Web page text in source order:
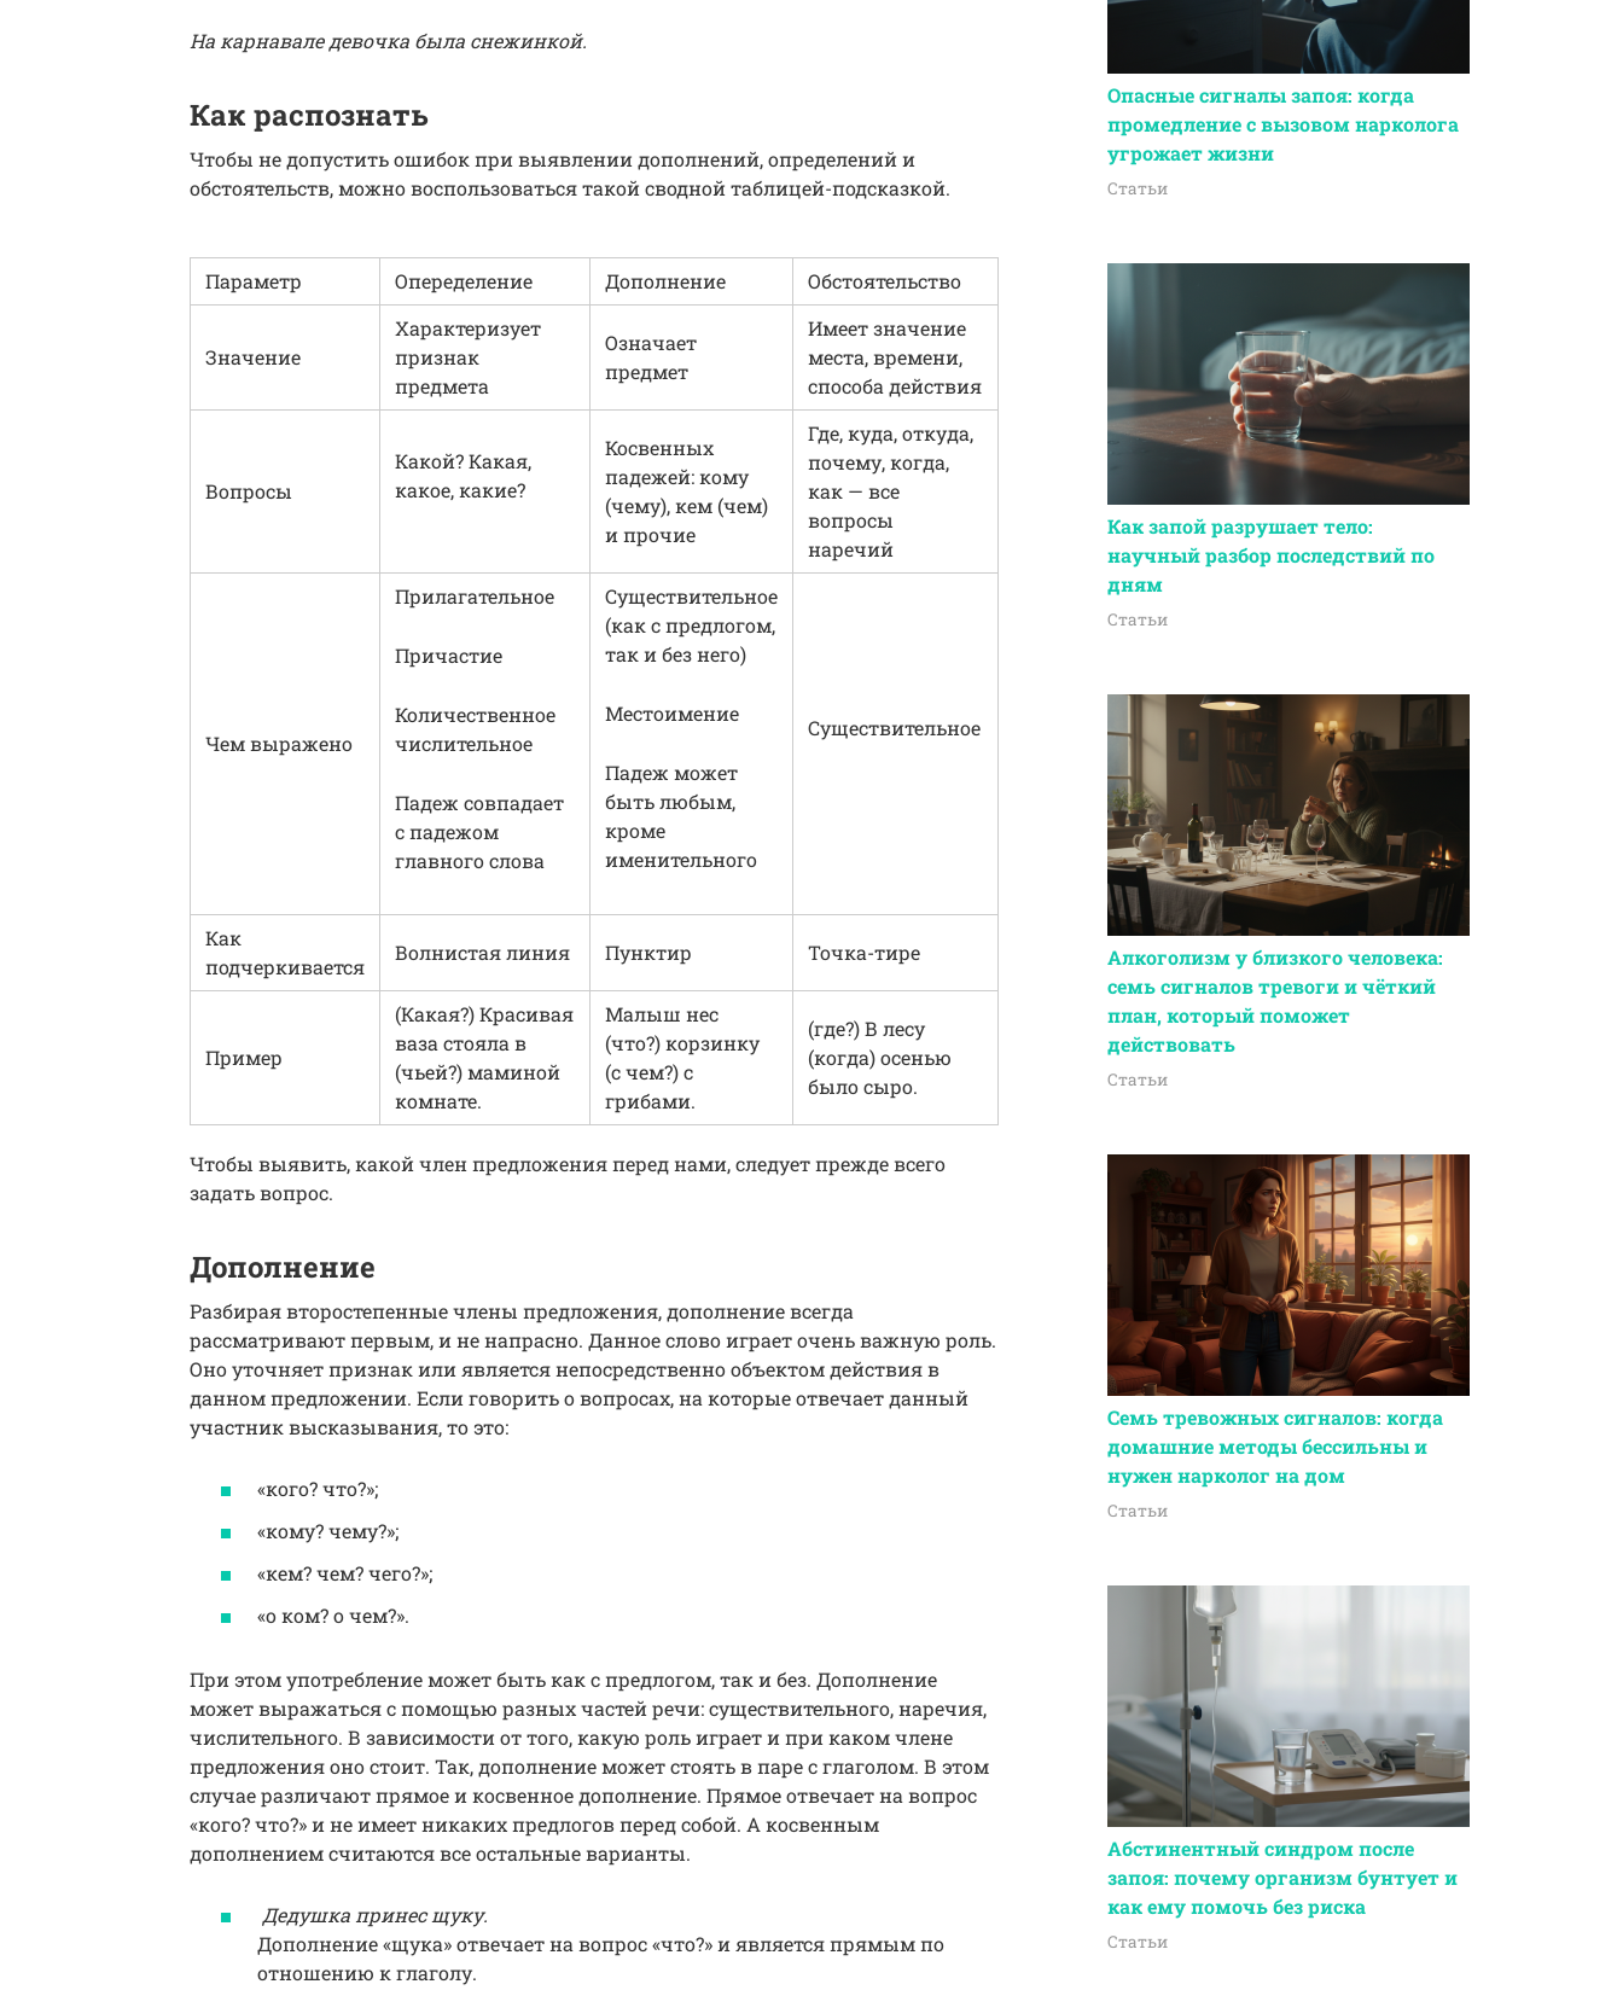
На карнавале девочка была снежинкой.
Как распознать
Чтобы не допустить ошибок при выявлении дополнений, определений и
обстоятельств, можно воспользоваться такой сводной таблицей-подсказкой.
Параметр Опеределение Дополнение Обстоятельство
Значение
Характеризует
признак
предмета
Означает
предмет
Имеет значение
места, времени,
способа действия
Вопросы
Какой? Какая,
какое, какие?
Косвенных
падежей: кому
(чему), кем (чем)
и прочие
Где, куда, откуда,
почему, когда,
как — все
вопросы
наречий
Чем выражено
Прилагательное
Причастие
Количественное
числительное
Падеж совпадает
с падежом
главного слова
Существительное
(как с предлогом,
так и без него)
Местоимение
Падеж может
быть любым,
кроме
именительного
Существительное
Как
подчеркивается
Волнистая линия Пунктир Точка-тире
Пример
(Какая?) Красивая
ваза стояла в
(чьей?) маминой
комнате.
Малыш нес
(что?) корзинку
(с чем?) с
грибами.
(где?) В лесу
(когда) осенью
было сыро.
Чтобы выявить, какой член предложения перед нами, следует прежде всего
задать вопрос.
Дополнение
Разбирая второстепенные члены предложения, дополнение всегда
рассматривают первым, и не напрасно. Данное слово играет очень важную роль.
Оно уточняет признак или является непосредственно объектом действия в
данном предложении. Если говорить о вопросах, на которые отвечает данный
участник высказывания, то это:
«кого? что?»;
«кому? чему?»;
«кем? чем? чего?»;
«о ком? о чем?».
При этом употребление может быть как с предлогом, так и без. Дополнение
может выражаться с помощью разных частей речи: существительного, наречия,
числительного. В зависимости от того, какую роль играет и при каком члене
предложения оно стоит. Так, дополнение может стоять в паре с глаголом. В этом
случае различают прямое и косвенное дополнение. Прямое отвечает на вопрос
«кого? что?» и не имеет никаких предлогов перед собой. А косвенным
дополнением считаются все остальные варианты.
Дедушка принес щуку.
Дополнение «щука» отвечает на вопрос «что?» и является прямым по
отношению к глаголу.
Опасные сигналы запоя: когда
промедление с вызовом нарколога
угрожает жизни
Статьи
Как запой разрушает тело:
научный разбор последствий по
дням
Статьи
Алкоголизм у близкого человека:
семь сигналов тревоги и чёткий
план, который поможет
действовать
Статьи
Семь тревожных сигналов: когда
домашние методы бессильны и
нужен нарколог на дом
Статьи
Абстинентный синдром после
запоя: почему организм бунтует и
как ему помочь без риска
Статьи